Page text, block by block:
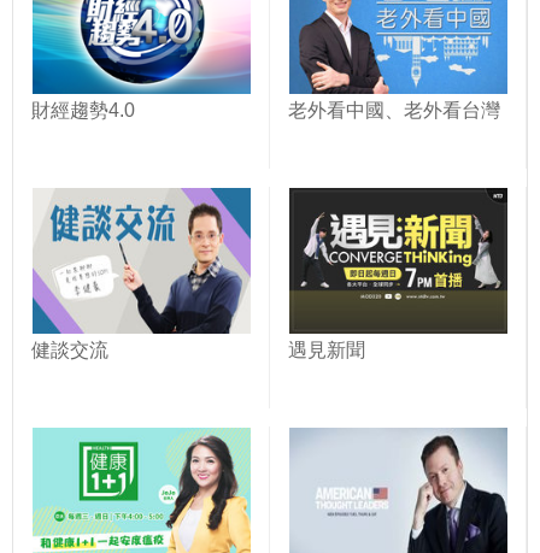
財經趨勢4.0 老外看中國、老外看台灣
健談交流 遇見新聞